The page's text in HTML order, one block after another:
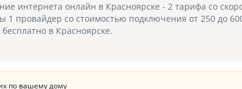
интернета онлайн в Красноярске - 2 тарифа со
1 провайдер со стоимостью подключения от 250 до
в Красноярске.
по вашему дому